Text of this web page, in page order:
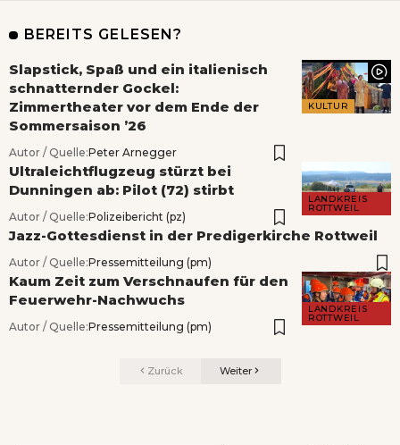
BEREITS GELESEN?
KULTUR
Slapstick, Spaß und ein italienisch
schnatternder Gockel:
Zimmertheater vor dem Ende der
Sommersaison ’26
Autor / Quelle:Peter Arnegger
LANDKREIS
ROTTWEIL
Ultraleichtflugzeug stürzt bei
Dunningen ab: Pilot (72) stirbt
Autor / Quelle:Polizeibericht (pz)
Jazz-Gottesdienst in der Predigerkirche Rottweil
Autor / Quelle:Pressemitteilung (pm)
LANDKREIS
ROTTWEIL
Kaum Zeit zum Verschnaufen für den
Feuerwehr-Nachwuchs
Autor / Quelle:Pressemitteilung (pm)
Zurück Weiter